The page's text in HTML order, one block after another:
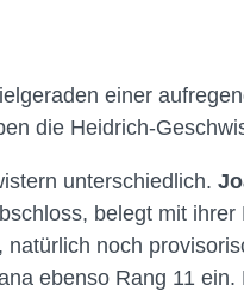
einer
die Heidrich-
unterschiedlich.
belegt mit ihrer
noch
ebenso Rang 11